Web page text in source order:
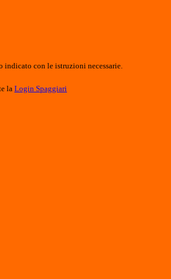
con le istruzioni necessarie.
la Login Spaggiari